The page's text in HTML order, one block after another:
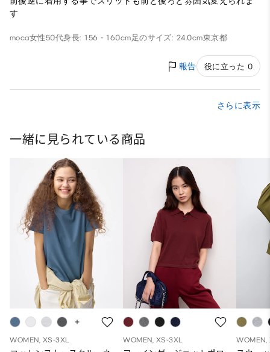
す
moca女性50代身長: 156 - 160cm足のサイズ: 24.0cm東京都
報告 役に立った 0
さらに表示
一緒に見られている商品
WOMEN, XS-3XL WOMEN, XS-3XL WOMEN,